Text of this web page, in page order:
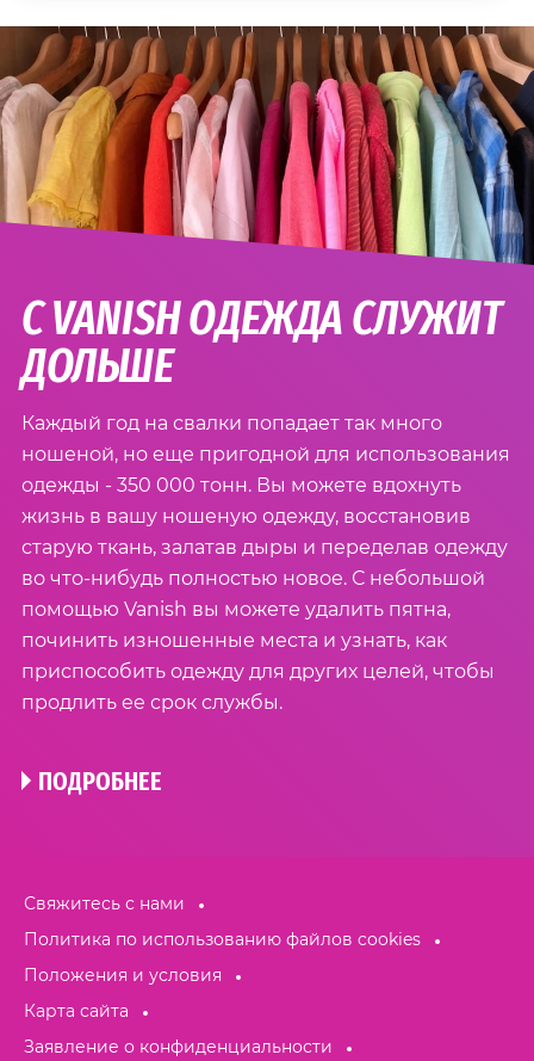
С VANISH ОДЕЖДА СЛУЖИТ
ДОЛЬШЕ
Каждый год на свалки попадает так много
ношеной, но еще пригодной для использования
одежды - 350 000 тонн. Вы можете вдохнуть
жизнь в вашу ношеную одежду, восстановив
старую ткань, залатав дыры и переделав одежду
во что-нибудь полностью новое. С небольшой
помощью Vanish вы можете удалить пятна,
починить изношенные места и узнать, как
приспособить одежду для других целей, чтобы
продлить ее срок службы.
ПОДРОБНЕЕ
Свяжитесь с нами
Политика по использованию файлов cookies
Положения и условия
Карта сайта
Заявление о конфиденциальности